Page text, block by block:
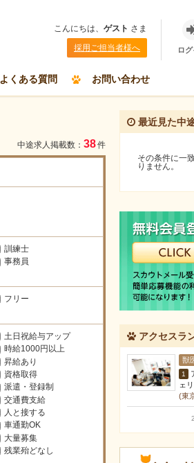
こんにちは、 ゲスト さま
採用ご担当者様へ
ロ
よくある質問 お問い合わせ
中途求人掲載数： 38件
訓練士
事務員
フリー
土日祝給与アップ
時給1000円以上
昇給あり
資格取得
派遣・登録制
交通費支給
人と接する
車通勤OK
大量募集
残業殆どなし
最近見た中
その条件に一
りません。
アクセスラ
獣
1
ェ
(東